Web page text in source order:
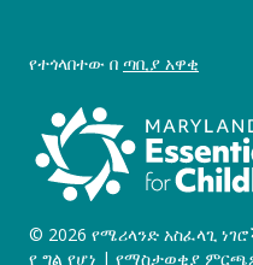
© 2026 የሜሪላንድ አስፈላጊ
የ ግል የሆነ | የማስታወቂያ
የተጎላበተው በ ጣቢያ አዋቂ